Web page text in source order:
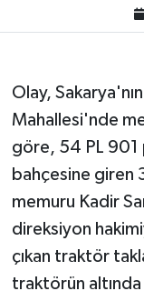
Olay,
Mahallesi'nde
göre, 54 PL 901
bahçesine giren
memuru Kadir
direksiyon
çıkan traktör
traktörün altında